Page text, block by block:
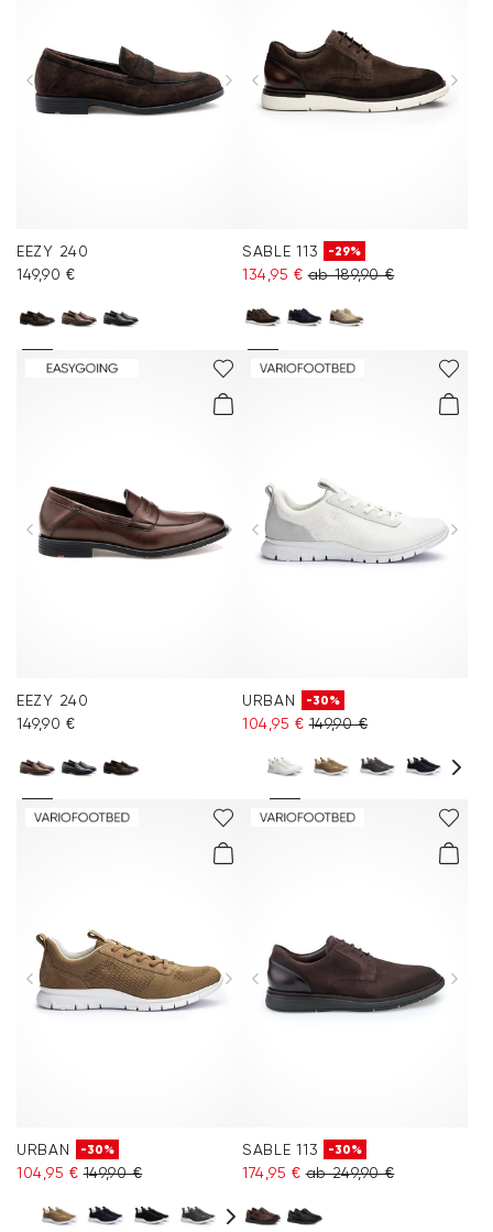
EEZY 240
149,90 €
SABLE 113 -29%
134,95 € ab 189,90 €
EEZY 240
149,90 €
URBAN -30%
104,95 € 149,90 €
URBAN -30%
104,95 € 149,90 €
SABLE 113 -30%
174,95 € ab 249,90 €